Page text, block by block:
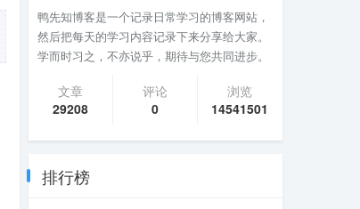
鸭先知博客是一个记录日常学习的博客网站，
然后把每天的学习内容记录下来分享给大家。
学而时习之，不亦说乎，期待与您共同进步。
文章
29208
评论
0
浏览
14541501
排行榜